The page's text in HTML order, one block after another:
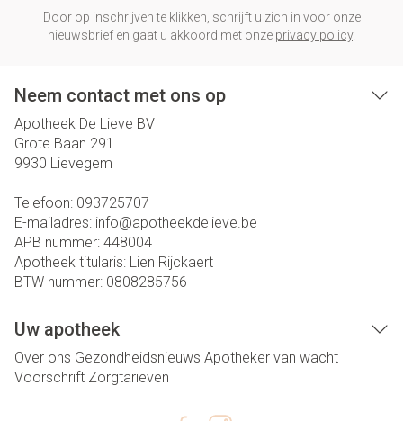
Door op inschrijven te klikken, schrijft u zich in voor onze
nieuwsbrief en gaat u akkoord met onze privacy policy.
Neem contact met ons op
Apotheek De Lieve BV
Grote Baan 291
9930 Lievegem
Telefoon: 093725707
E-mailadres: info@apotheekdelieve.be
APB nummer: 448004
Apotheek titularis: Lien Rijckaert
BTW nummer: 0808285756
Uw apotheek
Over ons Gezondheidsnieuws Apotheker van wacht
Voorschrift Zorgtarieven